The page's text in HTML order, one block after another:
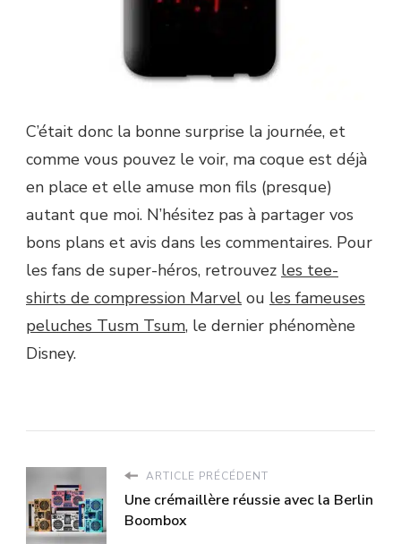
C’était donc la bonne surprise la journée, et
comme vous pouvez le voir, ma coque est déjà
en place et elle amuse mon fils (presque)
autant que moi. N’hésitez pas à partager vos
bons plans et avis dans les commentaires. Pour
les fans de super-héros, retrouvez les tee-
shirts de compression Marvel ou les fameuses
peluches Tusm Tsum, le dernier phénomène
Disney.
ARTICLE PRÉCÉDENT
Une crémaillère réussie avec la Berlin
Boombox